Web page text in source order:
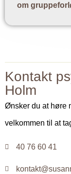
om
Kontakt
Holm
Ønsker du at høre
velkommen til at
40 76 60 41